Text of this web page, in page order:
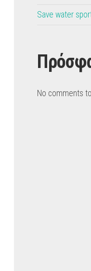
Save water
No comments